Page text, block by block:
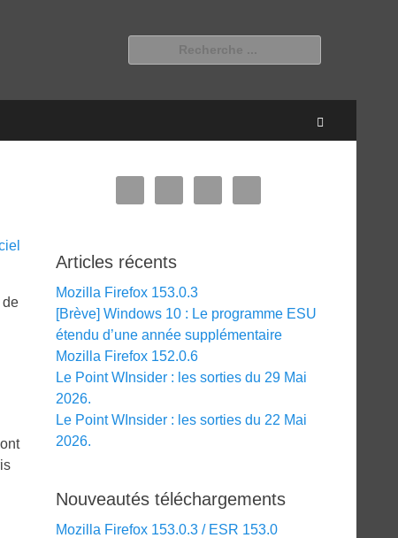
de
Articles récents
Mozilla Firefox 153.0.3
[Brève] Windows 10 : Le programme ESU
étendu d’une année supplémentaire
Mozilla Firefox 152.0.6
Le Point WInsider : les sorties du 29 Mai
2026.
Le Point WInsider : les sorties du 22 Mai
2026.
Nouveautés téléchargements
Mozilla Firefox 153.0.3 / ESR 153.0